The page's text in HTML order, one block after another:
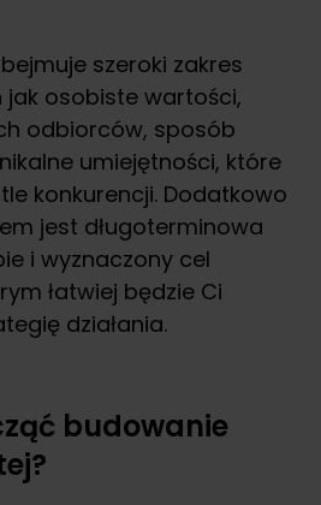
szeroki zakres
osobiste wartości,
odbiorców, sposób
umiejętności, które
konkurencji. Dodatkowo
jest długoterminowa
i wyznaczony cel
łatwiej będzie Ci
działania.
budowanie